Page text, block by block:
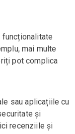
funcționalitate
mai multe
pot complica
sau aplicațiile cu
și
recenziile și